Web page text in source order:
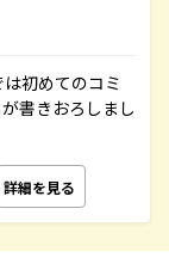
初めてのコミ
書きおろしまし
詳細を見る